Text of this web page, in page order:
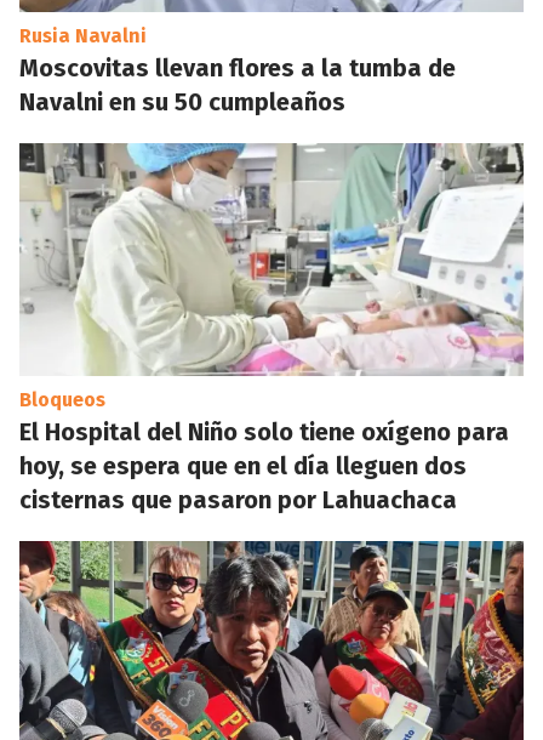
Rusia Navalni
Moscovitas llevan flores a la tumba de
Navalni en su 50 cumpleaños
Bloqueos
El Hospital del Niño solo tiene oxígeno para
hoy, se espera que en el día lleguen dos
cisternas que pasaron por Lahuachaca